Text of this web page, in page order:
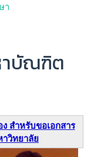
า
าบัณฑิต
สำหรับขอเอกสาร
าวิทยาลัย